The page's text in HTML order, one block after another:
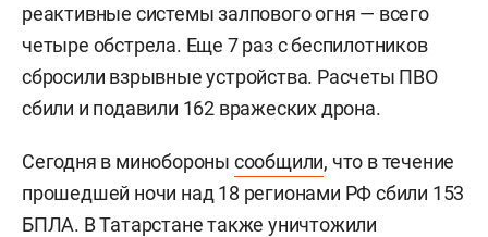
реактивные системы залпового огня — всего
четыре обстрела. Еще 7 раз с беспилотников
сбросили взрывные устройства. Расчеты ПВО
сбили и подавили 162 вражеских дрона.
Сегодня в минобороны сообщили, что в течение
прошедшей ночи над 18 регионами РФ сбили 153
БПЛА. В Татарстане также уничтожили